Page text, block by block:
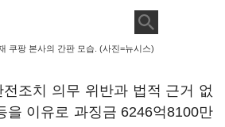
쿠팡 본사의 간판 모습. (사진=뉴시스)
조치 의무 위반과 법적 근거 없
을 이유로 과징금 6246억8100만